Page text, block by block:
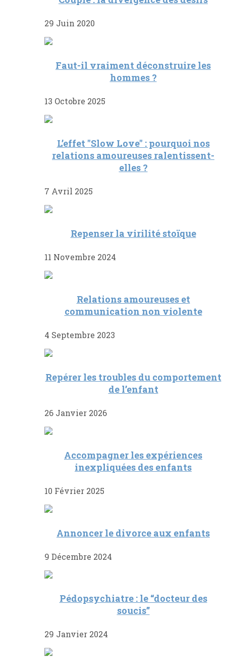
29 Juin 2020
Faut-il vraiment déconstruire les
hommes ?
13 Octobre 2025
L’effet "Slow Love" : pourquoi nos
relations amoureuses ralentissent-
elles ?
7 Avril 2025
Repenser la virilité stoïque
11 Novembre 2024
Relations amoureuses et
communication non violente
4 Septembre 2023
Repérer les troubles du comportement
de l’enfant
26 Janvier 2026
Accompagner les expériences
inexpliquées des enfants
10 Février 2025
Annoncer le divorce aux enfants
9 Décembre 2024
Pédopsychiatre : le “docteur des
soucis”
29 Janvier 2024